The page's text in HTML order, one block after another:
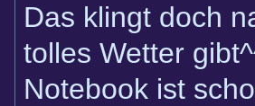
Das klingt doch
tolles Wetter
Notebook ist